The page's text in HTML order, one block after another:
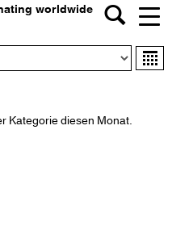
worldwide
Kategorie diesen Monat.